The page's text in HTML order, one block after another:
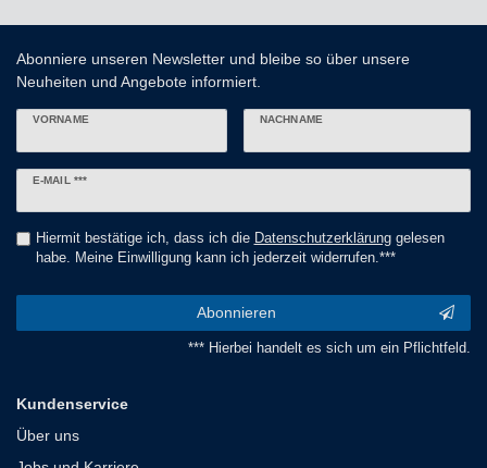
Abonniere unseren Newsletter und bleibe so über unsere
Neuheiten und Angebote informiert.
VORNAME NACHNAME
E-MAIL ***
Newsletter
Hiermit bestätige ich, dass ich die Daten­schutz­erklärunggelesen
habe. Meine Einwilligung kann ich jederzeit widerrufen.***
Abonnieren
*** Hierbei handelt es sich um ein Pflichtfeld.
Kundenservice
Über uns